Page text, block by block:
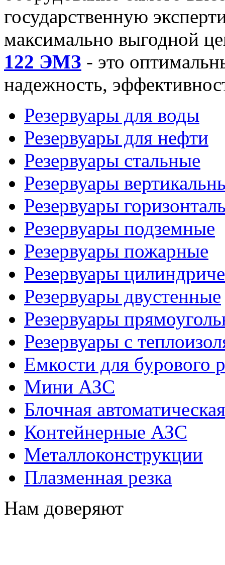
государственную
максимально выгодной
122 ЭМЗ - это
надежность,
Резервуары для воды
Резервуары для нефти
Резервуары стальные
Резервуары
Резервуары
Резервуары подземные
Резервуары пожарные
Резервуары
Резервуары двустенные
Резервуары
Резервуары с
Емкости для бурового
Мини АЗС
Блочная
Контейнерные АЗС
Металлоконструкции
Плазменная резка
Нам доверяют